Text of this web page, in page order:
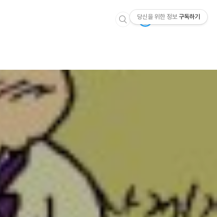
당신을 위한 정보 구독하기